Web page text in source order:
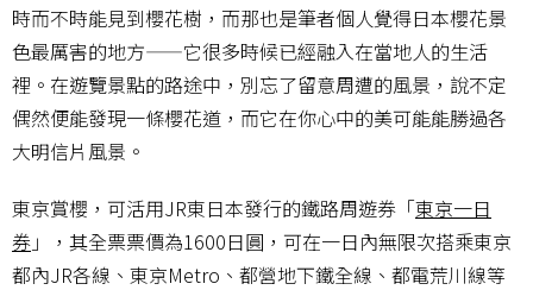
時而不時能見到櫻花樹，而那也是筆者個人覺得日本櫻花景
色最厲害的地方——它很多時候已經融入在當地人的生活
裡。在遊覽景點的路途中，別忘了留意周遭的風景，說不定
偶然便能發現一條櫻花道，而它在你心中的美可能能勝過各
大明信片風景。
東京賞櫻，可活用JR東日本發行的鐵路周遊券「東京一日
券 」，其全票票價為1600日圓，可在一日內無限次搭乘東京
都內JR各線、東京Metro、都營地下鐵全線、都電荒川線等